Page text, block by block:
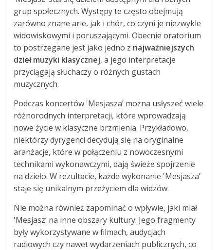
grup społecznych. Występy te często obejmują
zarówno znane arie, jak i chór, co czyni je niezwykle
widowiskowymi i poruszającymi. Obecnie oratorium
to postrzegane jest jako jedno z najważniejszych
dzieł muzyki klasycznej, a jego interpretacje
przyciągają słuchaczy o różnych gustach
muzycznych.
Podczas koncertów 'Mesjasza’ można usłyszeć wiele
różnorodnych interpretacji, które wprowadzają
nowe życie w klasyczne brzmienia. Przykładowo,
niektórzy dyrygenci decydują się na oryginalne
aranżacje, które w połączeniu z nowoczesnymi
technikami wykonawczymi, dają świeże spojrzenie
na dzieło. W rezultacie, każde wykonanie 'Mesjasza’
staje się unikalnym przeżyciem dla widzów.
Nie można również zapominać o wpływie, jaki miał
'Mesjasz’ na inne obszary kultury. Jego fragmenty
były wykorzystywane w filmach, audycjach
radiowych czy nawet wydarzeniach publicznych, co